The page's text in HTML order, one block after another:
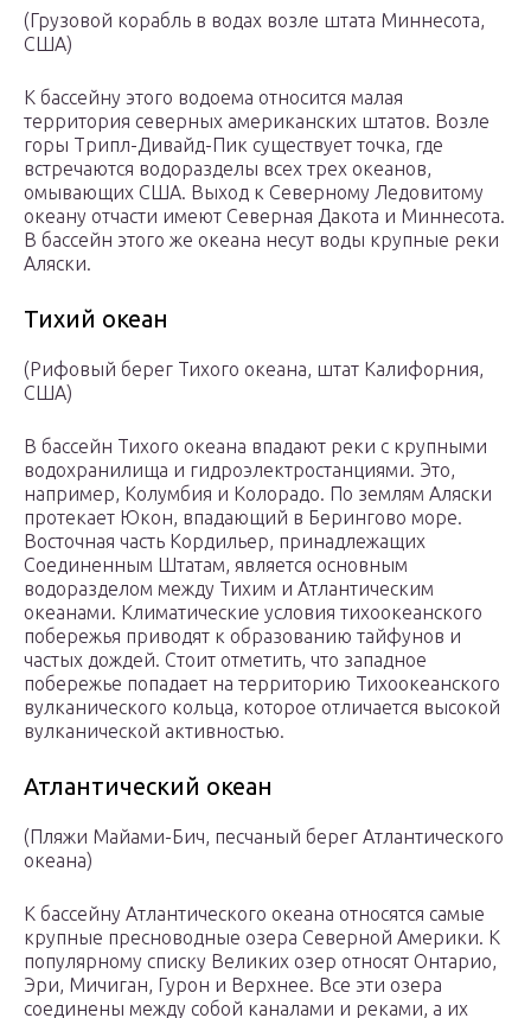
(Грузовой корабль в водах возле штата Миннесота,
США)
К бассейну этого водоема относится малая
территория северных американских штатов. Возле
горы Трипл-Дивайд-Пик существует точка, где
встречаются водоразделы всех трех океанов,
омывающих США. Выход к Северному Ледовитому
океану отчасти имеют Северная Дакота и Миннесота.
В бассейн этого же океана несут воды крупные реки
Аляски.
Тихий океан
(Рифовый берег Тихого океана, штат Калифорния,
США)
В бассейн Тихого океана впадают реки с крупными
водохранилища и гидроэлектростанциями. Это,
например, Колумбия и Колорадо. По землям Аляски
протекает Юкон, впадающий в Берингово море.
Восточная часть Кордильер, принадлежащих
Соединенным Штатам, является основным
водоразделом между Тихим и Атлантическим
океанами. Климатические условия тихоокеанского
побережья приводят к образованию тайфунов и
частых дождей. Стоит отметить, что западное
побережье попадает на территорию Тихоокеанского
вулканического кольца, которое отличается высокой
вулканической активностью.
Атлантический океан
(Пляжи Майами-Бич, песчаный берег Атлантического
океана)
К бассейну Атлантического океана относятся самые
крупные пресноводные озера Северной Америки. К
популярному списку Великих озер относят Онтарио,
Эри, Мичиган, Гурон и Верхнее. Все эти озера
соединены между собой каналами и реками, а их